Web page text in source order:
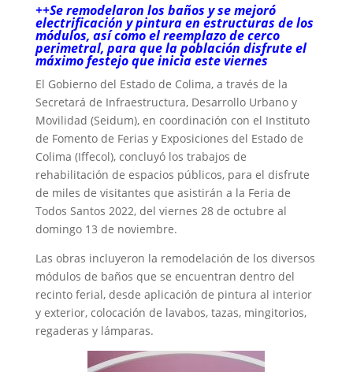
++Se remodelaron los baños y se mejoró
electrificación y pintura en estructuras de los
módulos, así como el reemplazo de cerco
perimetral, para que la población disfrute el
máximo festejo que inicia este viernes
El Gobierno del Estado de Colima, a través de la
Secretará de Infraestructura, Desarrollo Urbano y
Movilidad (Seidum), en coordinación con el Instituto
de Fomento de Ferias y Exposiciones del Estado de
Colima (Iffecol), concluyó los trabajos de
rehabilitación de espacios públicos, para el disfrute
de miles de visitantes que asistirán a la Feria de
Todos Santos 2022, del viernes 28 de octubre al
domingo 13 de noviembre.
Las obras incluyeron la remodelación de los diversos
módulos de baños que se encuentran dentro del
recinto ferial, desde aplicación de pintura al interior
y exterior, colocación de lavabos, tazas, mingitorios,
regaderas y lámparas.